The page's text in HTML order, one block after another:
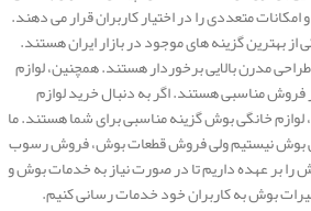
متعددی را در اختیار کاربران قرار می دهند.
بهترین گزینه های موجود در بازار ایران هستند.
مدرن بالایی برخوردار هستند. همچنین، لوازم
مناسبی هستند. اگر به دنبال خرید لوازم
لوازم خانگی بوش گزینه مناسبی برای شما هستند. ما
بوش نیستیم ولی فروش قطعات بوش، فروش رسوب
بر عهده داریم تا در صورت نیاز به خدمات بوش و
بوش به کاربران خود خدمات رسانی کنیم.